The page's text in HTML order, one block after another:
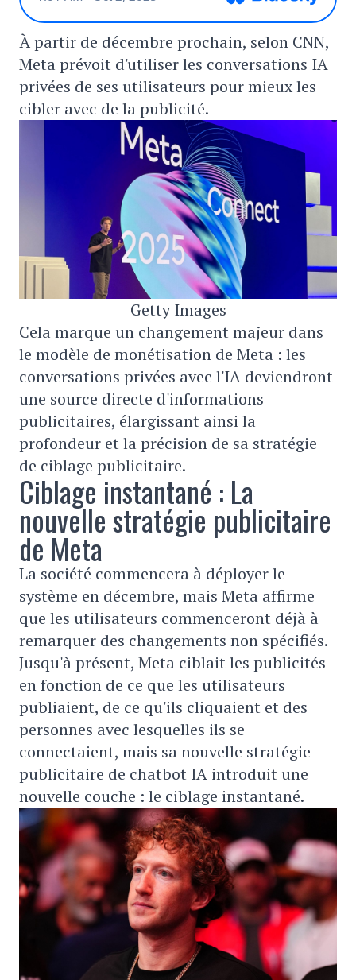
À partir de décembre prochain, selon CNN,
Meta prévoit d'utiliser les conversations IA
privées de ses utilisateurs pour mieux les
cibler avec de la publicité.
Getty Images
Cela marque un changement majeur dans
le modèle de monétisation de Meta : les
conversations privées avec l'IA deviendront
une source directe d'informations
publicitaires, élargissant ainsi la
profondeur et la précision de sa stratégie
de ciblage publicitaire.
Ciblage instantané : La
nouvelle stratégie publicitaire
de Meta
La société commencera à déployer le
système en décembre, mais Meta affirme
que les utilisateurs commenceront déjà à
remarquer des changements non spécifiés.
Jusqu'à présent, Meta ciblait les publicités
en fonction de ce que les utilisateurs
publiaient, de ce qu'ils cliquaient et des
personnes avec lesquelles ils se
connectaient, mais sa nouvelle stratégie
publicitaire de chatbot IA introduit une
nouvelle couche : le ciblage instantané.